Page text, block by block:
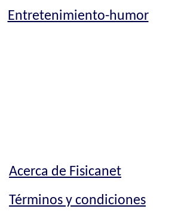
Entretenimiento-humor
Acerca de Fisicanet
Términos y condiciones